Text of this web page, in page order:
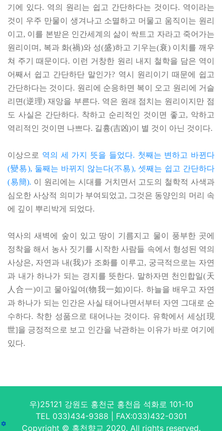
기에 있다. 역의 원리는 쉽고 간단하다는 것이다. 역이라는
것이 우주 만물이 생겨나고 소멸하고 머물고 움직이는 원리
이고, 이를 본받은 인간세계의 삶이 싹트고 자라고 죽어가는
원리이며, 복과 화(禍)와 성(盛)하고 기우는(衰) 이치를 깨우
쳐 주기 때문이다. 이런 거창한 원리 내지 철학을 담은 역이
어째서 쉽고 간단하단 말인가? 역시 원리이기 때문에 쉽고
간단하다는 것이다. 원리에 순응하면 복이 오고 원리에 거슬
리면(逆理) 재앙을 부른다. 역은 원래 점치는 원리이지만 점
도 사실은 간단하다. 착하고 순리적인 것이면 좋고, 악하고
역리적인 것이면 나쁘다. 길흉(吉凶)이 별 것이 아닌 것이다.
이상으로 역의 세 가지 뜻을 들었다. 첫째는 변하고 바뀐다
(變易), 둘째는 바뀌지 않는다(不易), 셋째는 쉽고 간단하다
(易簡). 이 원리에는 시대를 거치면서 고도의 철학적 사색과
심오한 사상적 의미가 부여되었고, 그것은 동양인의 머리 속
에 깊이 뿌리박게 되었다.
역사의 새벽에 숲이 있고 땅이 기름지고 물이 풍부한 곳에
정착을 해서 농사 짓기를 시작한 사람들 속에서 형성된 역의
사상은, 자연과 내(我)가 조화를 이루고, 궁극적으로는 자연
과 내가 하나가 되는 경지를 뜻한다. 말하자면 천인합일(天
人合一)이고 물아일여(物我一如)이다. 하늘을 배우고 자연
과 하나가 되는 인간은 사실 태어나면서부터 자연 그대로 순
수하다. 착한 성품으로 태어나는 것이다. 유학에서 세상[現
世]을 긍정적으로 보고 인간을 낙관하는 이유가 바로 여기에
있다.
우)25121 강원도 홍천군 홍천읍 석화로 101-10
TEL 033)434-9388 | FAX:033)432-0301
Copyright © 홍천향교 2020. All rights reserved.